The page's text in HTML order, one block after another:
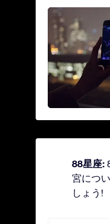
88星座:
宮につ
しょう!